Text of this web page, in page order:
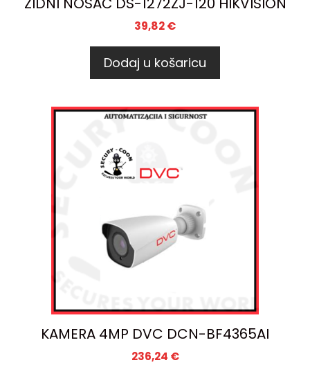
39,82€
Dodaj u košaricu
KAMERA 4MP DVC DCN-BF4365AI
236,24 €